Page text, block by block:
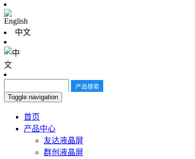
中文
Toggle navigation
首页
产品中心
友达液晶屏
群创液晶屏